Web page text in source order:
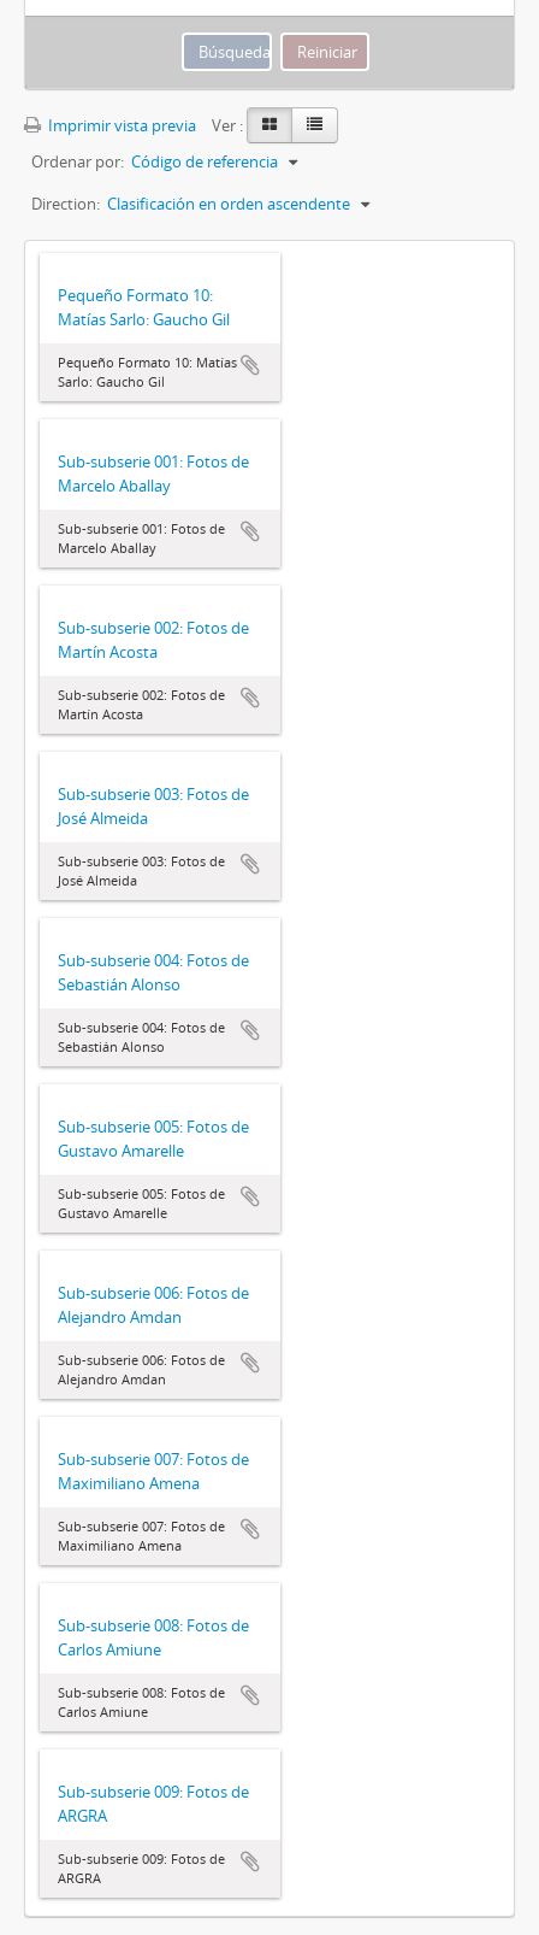
Imprimir vista previa
Ver :
Ordenar por: Código de referencia
Direction: Clasificación en orden ascendente
Pequeño Formato 10:
Matías Sarlo: Gaucho Gil
Pequeño Formato 10: Matías
Sarlo: Gaucho Gil
Sub-subserie 001: Fotos de
Marcelo Aballay
Sub-subserie 001: Fotos de
Marcelo Aballay
Sub-subserie 002: Fotos de
Martín Acosta
Sub-subserie 002: Fotos de
Martín Acosta
Sub-subserie 003: Fotos de
José Almeida
Sub-subserie 003: Fotos de
José Almeida
Sub-subserie 004: Fotos de
Sebastián Alonso
Sub-subserie 004: Fotos de
Sebastián Alonso
Sub-subserie 005: Fotos de
Gustavo Amarelle
Sub-subserie 005: Fotos de
Gustavo Amarelle
Sub-subserie 006: Fotos de
Alejandro Amdan
Sub-subserie 006: Fotos de
Alejandro Amdan
Sub-subserie 007: Fotos de
Maximiliano Amena
Sub-subserie 007: Fotos de
Maximiliano Amena
Sub-subserie 008: Fotos de
Carlos Amiune
Sub-subserie 008: Fotos de
Carlos Amiune
Sub-subserie 009: Fotos de
ARGRA
Sub-subserie 009: Fotos de
ARGRA